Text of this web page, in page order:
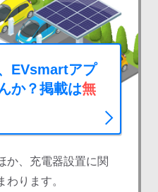
EVsmartアプ
か？掲載は無
か、充電器設置に関
ります。